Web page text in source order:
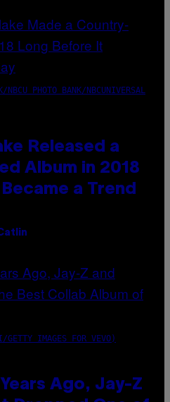
PHOTO BANK/NBCUNIVERSAL
Released a
Album in 2018
a Trend
GETTY IMAGES FOR VEVO)
Ago, Jay-Z